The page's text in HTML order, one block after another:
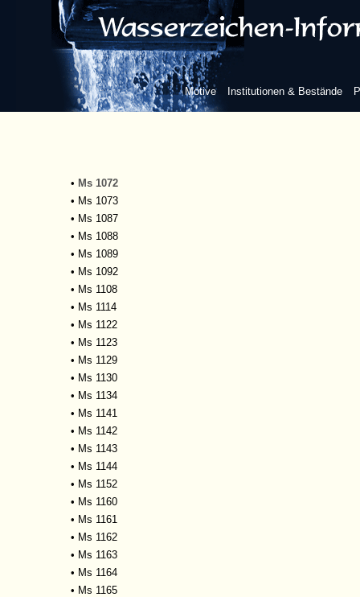
Motive Institutionen & Bestände
• Ms 1049
•Ms 1051
•Ms 1053
•Ms 1054
•Ms 1055
•Ms 1059
•Ms 1065
• Ms 1072
• Ms 1073
• Ms 1087
• Ms 1088
• Ms 1089
• Ms 1092
• Ms 1108
• Ms 1114
• Ms 1122
• Ms 1123
• Ms 1129
• Ms 1130
• Ms 1134
• Ms 1141
• Ms 1142
• Ms 1143
• Ms 1144
• Ms 1152
• Ms 1160
• Ms 1161
• Ms 1162
• Ms 1163
• Ms 1164
• Ms 1165